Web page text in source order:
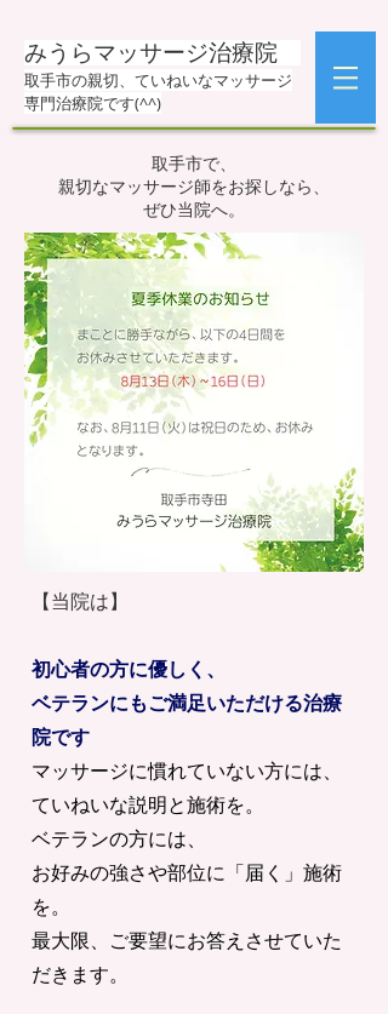
みうらマッサージ治療院
取手市の親切、ていねいなマッサージ
専門治療院です(^^)
​​取手市で、
親切なマッサージ師をお探しなら、
ぜひ当院へ。
​【当院は】
初心者の方に優しく、
ベテランにもご満足いただける治療
院です
マッサージに慣れていない方には、
ていねいな説明と施術を。
ベテランの方には、
お好みの強さや部位に「届く」施術
を。
最大限、ご要望にお答えさせていた
だきます。